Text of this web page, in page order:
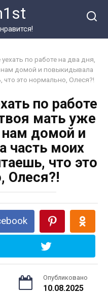
по работе на два дня,
нам домой и повыкидывала
это нормально, Олеся?!
по работе
мать уже
нам домой и
часть моих
что это
Олеся?!
Опубликовано
10.08.2025